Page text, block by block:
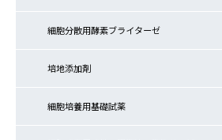
細胞分散用酵素ブライターゼ
培地添加剤
細胞培養用基礎試薬